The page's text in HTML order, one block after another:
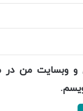
و وبسایت من در